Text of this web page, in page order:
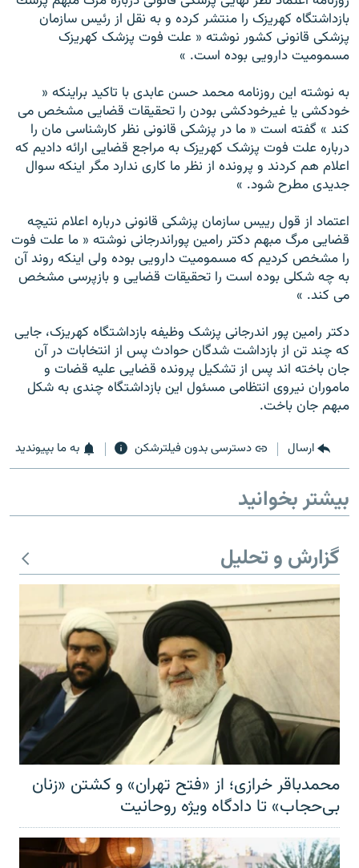
بازداشتگاه كهريزک را منتشر كرده و به نقل از رئيس سازمان
پزشكى قانونى كشور نوشته « علت فوت پزشک كهريزک
مسموميت دارويى بوده است. »
به نوشته اين روزنامه محمد حسن عابدى با تاكيد براينكه «
خودكشى يا غيرخودكشى بودن را تحقيقات قضايى مشخص مى
كند » گفته است « ما در پزشكى قانونى نظر كارشناسى مان را
درباره علت فوت پزشک كهريزک به مراجع قضايى ارائه داديم كه
اعلام هم كردند و پرونده از نظر ما كارى ندارد مگر اينكه سوال
جديدى مطرح شود. »
اعتماد از قول رييس سازمان پزشكى قانونى درباره اعلام نتيچه
قضايى مرگ مبهم دكتر رامين پوراندرجانى نوشته « ما علت فوت
را مشخص كرديم كه مسموميت دارويى بوده ولى اينكه روند آن
به چه شكلى بوده است را تحقيقات قضايى و بازپرسى مشخص
مى كند. »
دكتر رامين پور اندرجانى پزشک وظيفه بازداشتگاه كهريزک، جایی
که چند تن از بازداشت شدگان حوادث پس از انتخابات در آن
جان باخته اند پس از تشكيل پرونده قضايى عليه قضات و
ماموران نيروى انتظامى مسئول اين بازداشتگاه چندى به شکل
مبهم جان باخت.
ارسال دسترسی بدون فیلترشکن به ما بپیوندید
بیشتر بخوانید
گزارش و تحلیل
محمدباقر خرازی؛ از «فتح تهران» و کشتن «زنان
بی‌حجاب» تا دادگاه ویژه روحانیت